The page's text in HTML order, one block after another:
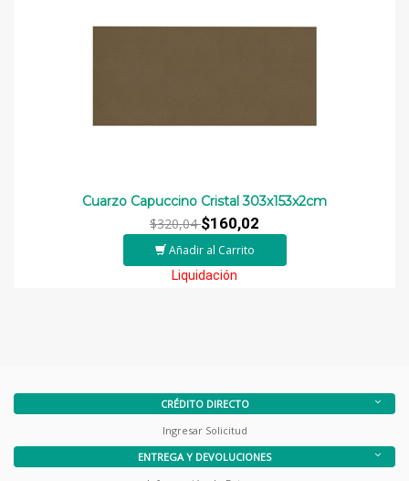
Cuarzo Capuccino Cristal 303x153x2cm
$320,04$160,02
Añadir al Carrito
Liquidación
CRÉDITO DIRECTO
Ingresar Solicitud
ENTREGA Y DEVOLUCIONES